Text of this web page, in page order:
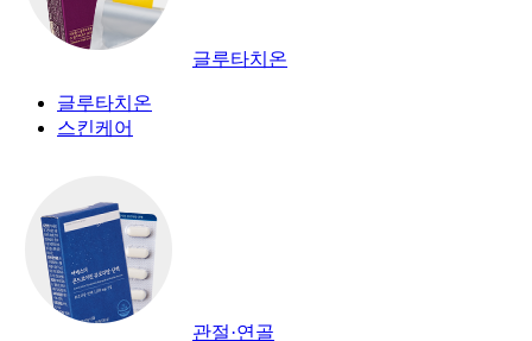
글루타치온
글루타치온
스킨케어
관절·연골